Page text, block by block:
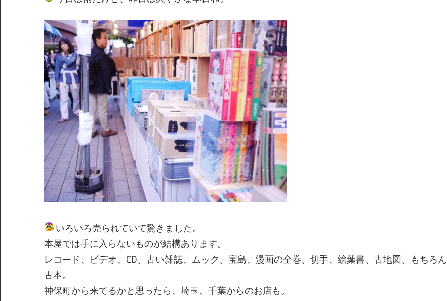
いろいろ売られていて驚きました。
本屋では手に入らないものが結構あります。
レコード、ビデオ、CD、古い雑誌、ムック、宝島、漫画の全巻、切手、絵葉書、古地図、もちろん
古本。
神保町から来てるかと思ったら、埼玉、千葉からのお店も。